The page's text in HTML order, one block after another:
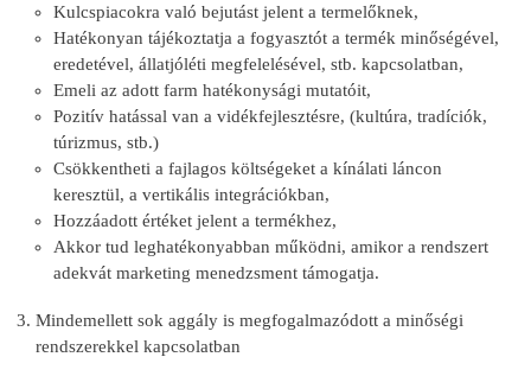
Kulcspiacokra való bejutást jelent a termelőknek,
Hatékonyan tájékoztatja a fogyasztót a termék minőségével,
eredetével, állatjóléti megfelelésével, stb. kapcsolatban,
Emeli az adott farm hatékonysági mutatóit,
Pozitív hatással van a vidékfejlesztésre, (kultúra, tradíciók,
túrizmus, stb.)
Csökkentheti a fajlagos költségeket a kínálati láncon
keresztül, a vertikális integrációkban,
Hozzáadott értéket jelent a termékhez,
Akkor tud leghatékonyabban működni, amikor a rendszert
adekvát marketing menedzsment támogatja.
Mindemellett sok aggály is megfogalmazódott a minőségi
rendszerekkel kapcsolatban